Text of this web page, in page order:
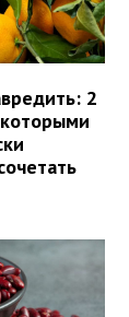
2